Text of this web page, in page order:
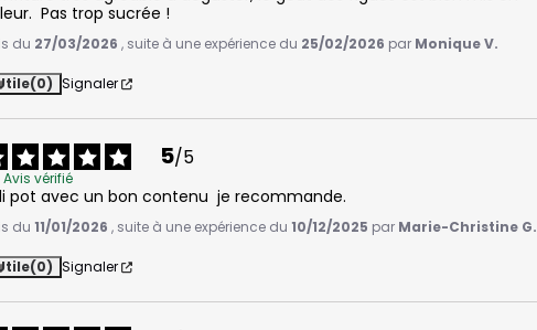
Pas trop sucrée !
du 27/03/2026 , suite à une expérience du 25/02/2026 par Monique V.
(0) Signaler
5/5
Avis vérifié
pot avec un bon contenu  je recommande.
du 11/01/2026 , suite à une expérience du 10/12/2025 par Marie-Christine G.
(0) Signaler